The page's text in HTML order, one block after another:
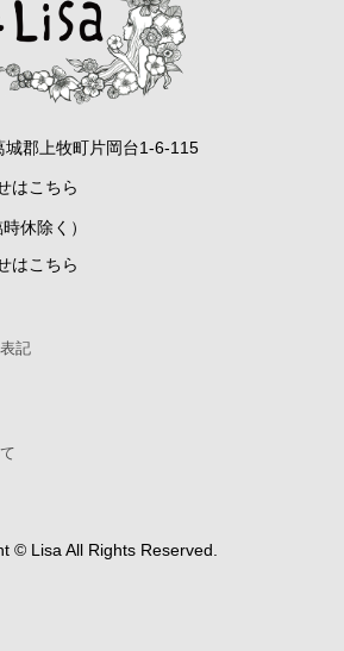
郡上牧町片岡台1-6-115
はこちら
休除く）
はこちら
記
© Lisa All Rights Reserved.